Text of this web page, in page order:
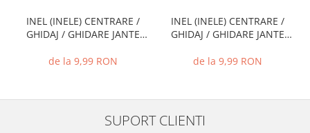
INEL (INELE) CENTRARE /
GHIDAJ / GHIDARE JANTE
de la 9,99 RON
INEL (INELE) CENTRARE /
GHIDAJ / GHIDARE JANTE
de la 9,99 RON
SUPORT CLIENTI